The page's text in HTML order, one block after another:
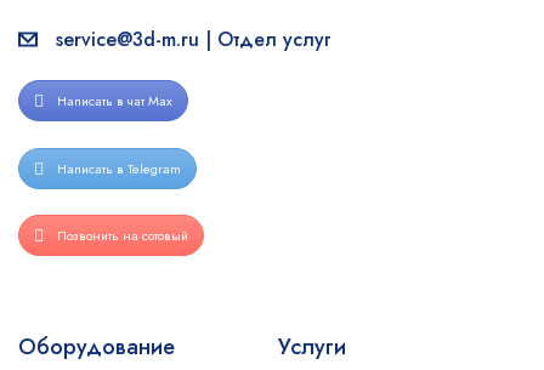
service@3d-m.ru | Отдел услуг
Написать в чат Max
Написать в Telegram
Позвонить на сотовый
Оборудование Услуги